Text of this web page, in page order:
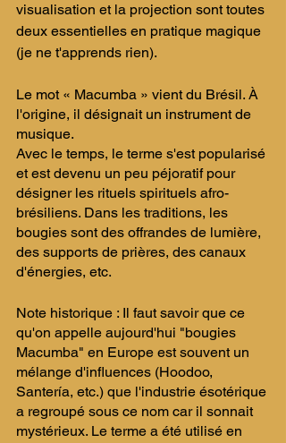
visualisation et la projection sont toutes
deux essentielles en pratique magique
(je ne t'apprends rien). ​
Le mot « Macumba » vient du Brésil. À
l'origine, il désignait un instrument de
musique.
Avec le temps, le terme s'est popularisé
et est devenu un peu péjoratif pour
désigner les rituels spirituels afro-
brésiliens. Dans les traditions, les
bougies sont des offrandes de lumière,
des supports de prières, des canaux
d'énergies, etc. ​
Note historique : Il faut savoir que ce
qu'on appelle aujourd'hui "bougies
Macumba" en Europe est souvent un
mélange d'influences (Hoodoo,
Santería, etc.) que l'industrie ésotérique
a regroupé sous ce nom car il sonnait
mystérieux. Le terme a été utilisé en